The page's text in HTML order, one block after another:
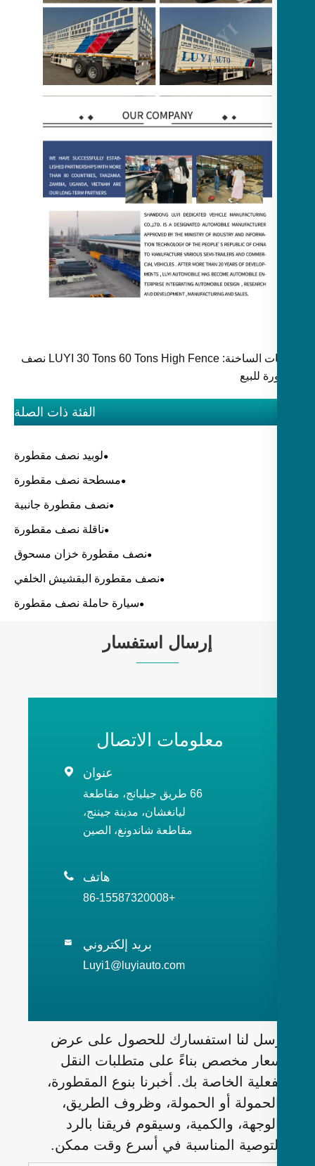
الكلمات الساخنة: LUYI 30 Tons 60 Tons High Fence نصف
الفئة ذات الصلة
لوبيد نصف مقطورة
مسطحة نصف مقطورة
نصف مقطورة جانبية
ناقلة نصف مقطورة
نصف مقطورة خزان مسحوق
نصف مقطورة البقشيش الخلفي
سيارة حاملة نصف مقطورة
إرسال استفسار
معلومات الاتصال

66 طريق جيليانج، مقاطعة
ليانغشان، مدينة جيننج،
مقاطعة شاندونغ، الصين

بريد إلكتروني
Luyi1@luyiauto.com
لنا استفسارك للحصول على عرض
مخصص بناءً على متطلبات النقل
الخاصة بك. أخبرنا بنوع المقطورة،
أو الحمولة، وظروف الطريق،
والكمية، وسيقوم فريقنا بالرد
المناسبة في أسرع وقت ممكن.